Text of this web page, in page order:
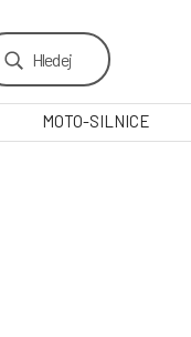
Hledej
MOTO-SILNICE